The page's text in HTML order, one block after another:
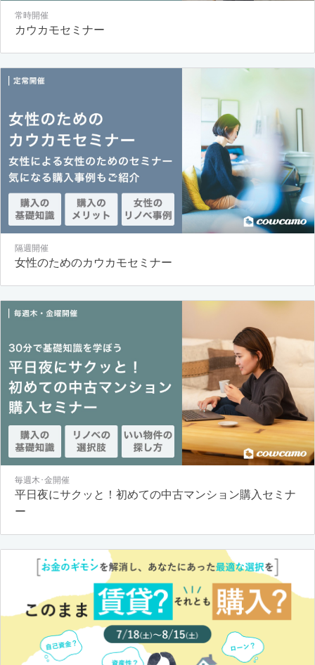
常時開催
カウカモセミナー
隔週開催
女性のためのカウカモセミナー
毎週木･金開催
平日夜にサクッと！初めての中古マンション購入セミナ
ー